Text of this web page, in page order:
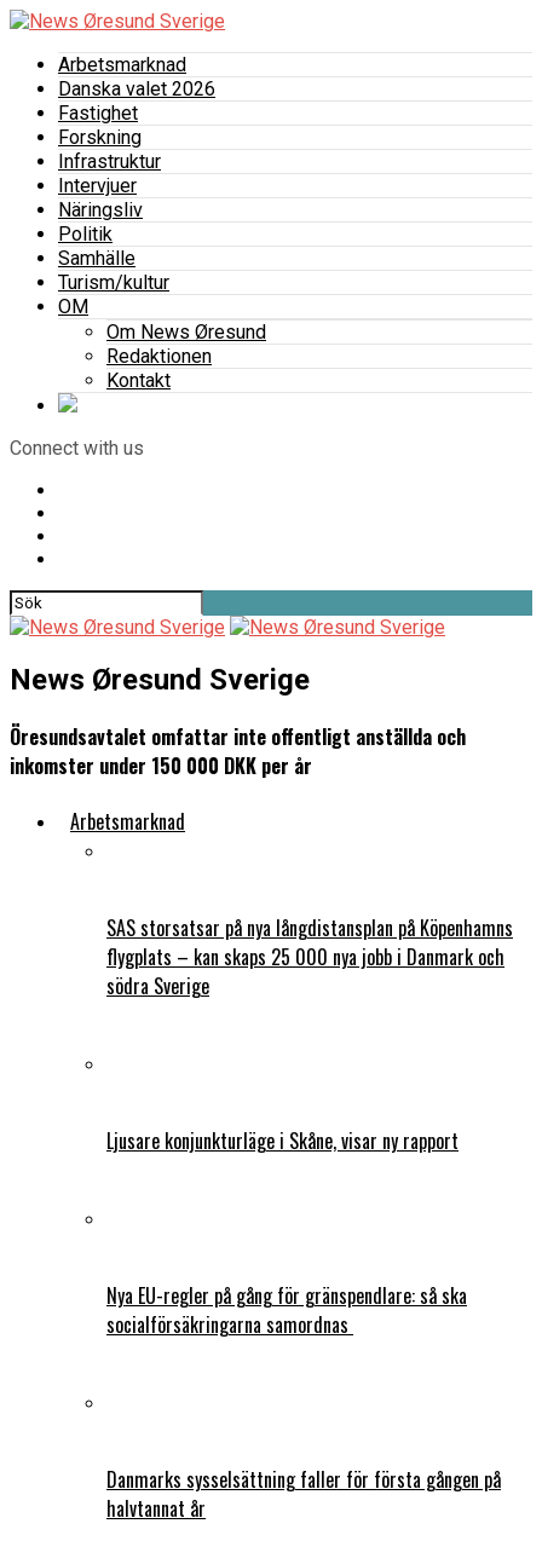
Arbetsmarknad
Danska valet 2026
Fastighet
Forskning
Infrastruktur
Intervjuer
Näringsliv
Politik
Samhälle
Turism/kultur
OM
Om News Øresund
Redaktionen
Kontakt
Connect with us
News Øresund Sverige
Öresundsavtalet omfattar inte offentligt anställda och
inkomster under 150 000 DKK per år
Arbetsmarknad
SAS storsatsar på nya långdistansplan på Köpenhamns
flygplats – kan skaps 25 000 nya jobb i Danmark och
södra Sverige
Ljusare konjunkturläge i Skåne, visar ny rapport
Nya EU-regler på gång för gränspendlare: så ska
socialförsäkringarna samordnas
Danmarks sysselsättning faller för första gången på
halvtannat år